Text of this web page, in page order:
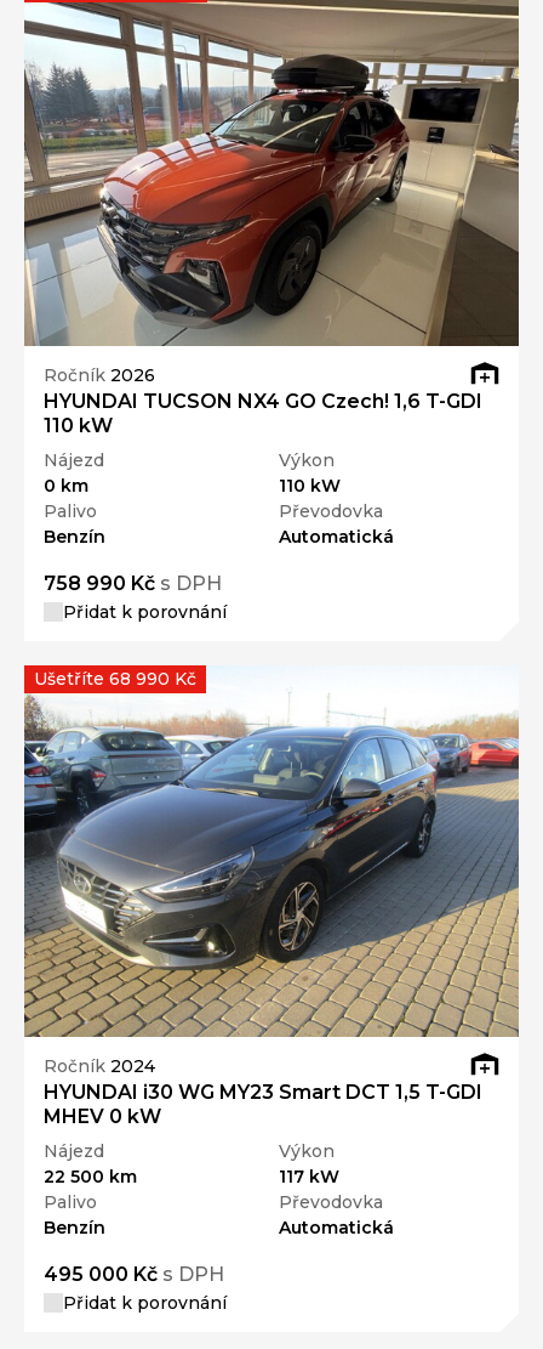
Ročník 2026
HYUNDAI TUCSON NX4 GO Czech! 1,6 T-GDI
110 kW
Nájezd
0 km
Výkon
110 kW
Palivo
Benzín
Převodovka
Automatická
758 990 Kč s DPH
Přidat k porovnání
Ročník 2024
HYUNDAI i30 WG MY23 Smart DCT 1,5 T-GDI
MHEV 0 kW
Nájezd
22 500 km
Výkon
117 kW
Palivo
Benzín
Převodovka
Automatická
495 000 Kč s DPH
Přidat k porovnání
Ušetříte 68 990 Kč